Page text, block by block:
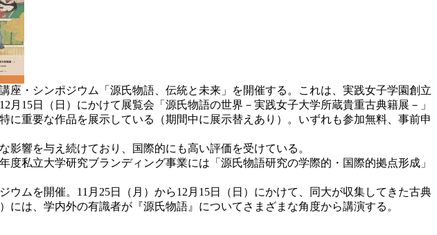
・シンポジウム「源氏物語、伝統と未来」を開催する。これは、実践女子学園創立
15日（日）にかけて展覧会「源氏物語の世界－実践女子大学所蔵貴重古典籍展－」
重要な作品を展示している（期間中に展示替えあり）。いずれも参加無料、事前申
響を与え続けており、国際的にも高い評価を受けている。
私立大学研究ブランディング事業には「源氏物語研究の学際的・国際的拠点形成」
ムを開催。11月25日（月）から12月15日（日）にかけて、同大が収集してきた古典
は、学内外の有識者が『源氏物語』についてさまざまな角度から講演する。